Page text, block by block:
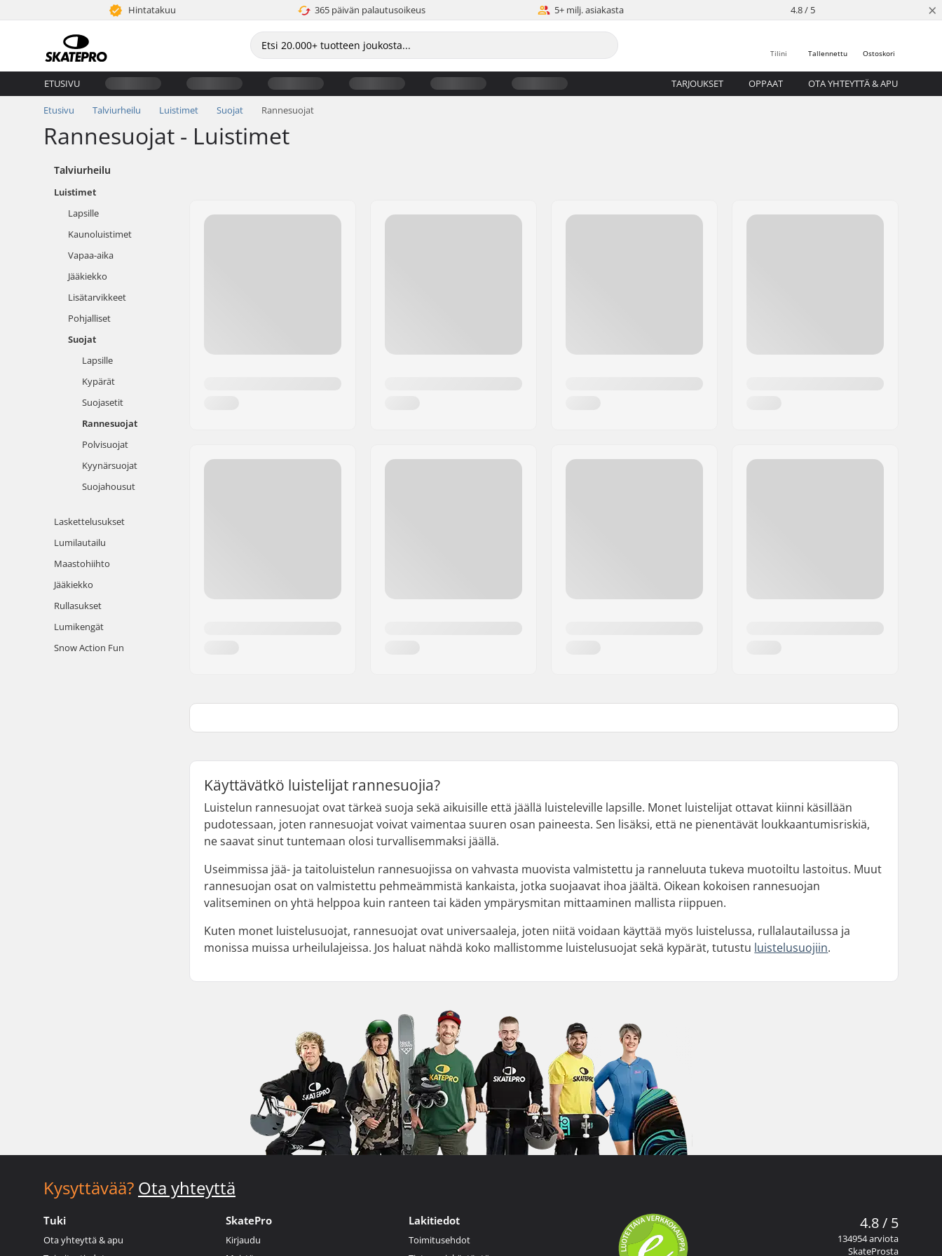
Hintatakuu 365 päivän palautusoikeus 5+ milj. asiakasta 4.8 / 5 ×
Ostoskori
Tallennettu
Tilini
ETUSIVU TARJOUKSET OPPAAT OTA YHTEYTTÄ & APU
Etusivu Talviurheilu Luistimet Suojat Rannesuojat
Rannesuojat - Luistimet
Talviurheilu
Luistimet
Lapsille
Kaunoluistimet
Vapaa-aika
Jääkiekko
Lisätarvikkeet
Pohjalliset
Suojat
Lapsille
Kypärät
Suojasetit
Rannesuojat
Polvisuojat
Kyynärsuojat
Suojahousut
Laskettelusukset
Lumilautailu
Maastohiihto
Jääkiekko
Rullasukset
Lumikengät
Snow Action Fun
Käyttävätkö luistelijat rannesuojia?
Luistelun rannesuojat ovat tärkeä suoja sekä aikuisille että jäällä luisteleville lapsille. Monet luistelijat ottavat kiinni käsillään
pudotessaan, joten rannesuojat voivat vaimentaa suuren osan paineesta. Sen lisäksi, että ne pienentävät loukkaantumisriskiä,
ne saavat sinut tuntemaan olosi turvallisemmaksi jäällä.
Useimmissa jää- ja taitoluistelun rannesuojissa on vahvasta muovista valmistettu ja ranneluuta tukeva muotoiltu lastoitus. Muut
rannesuojan osat on valmistettu pehmeämmistä kankaista, jotka suojaavat ihoa jäältä. Oikean kokoisen rannesuojan
valitseminen on yhtä helppoa kuin ranteen tai käden ympärysmitan mittaaminen mallista riippuen.
Kuten monet luistelusuojat, rannesuojat ovat universaaleja, joten niitä voidaan käyttää myös luistelussa, rullalautailussa ja
monissa muissa urheilulajeissa. Jos haluat nähdä koko mallistomme luistelusuojat sekä kypärät, tutustu luistelusuojiin.
Kysyttävää? Ota yhteyttä
Tuki
Ota yhteyttä & apu
SkatePro
Kirjaudu
Lakitiedot
Toimitusehdot
4.8 / 5
134954 arviota
SkateProsta